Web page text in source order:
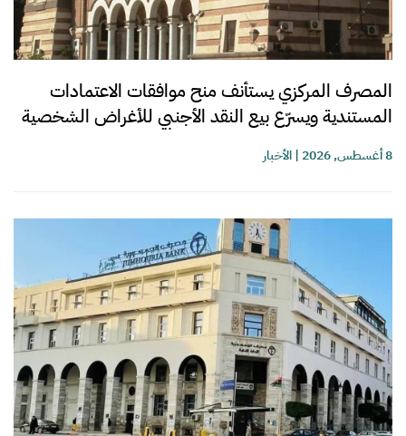
المصرف المركزي يستأنف منح موافقات الاعتمادات
المستندية ويسرّع بيع النقد الأجنبي للأغراض الشخصية
8 أغسطس, 2026 |الأخبار